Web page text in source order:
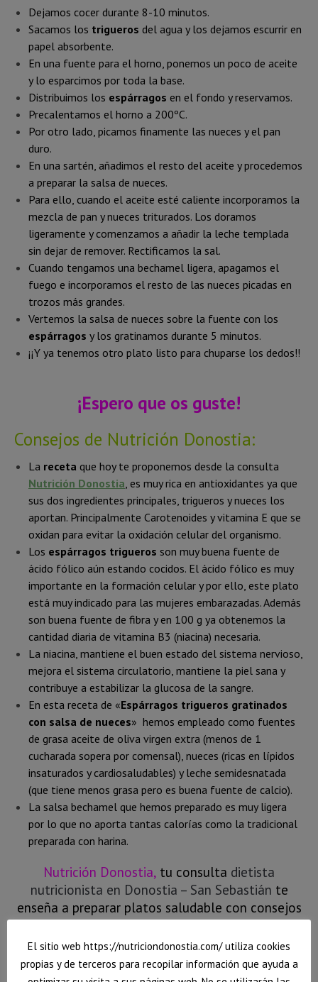
Dejamos cocer durante 8-10 minutos.
Sacamos los trigueros del agua y los dejamos escurrir en
papel absorbente.
En una fuente para el horno, ponemos un poco de aceite
y lo esparcimos por toda la base.
Distribuimos los espárragos en el fondo y reservamos.
Precalentamos el horno a 200ºC.
Por otro lado, picamos finamente las nueces y el pan
duro.
En una sartén, añadimos el resto del aceite y procedemos
a preparar la salsa de nueces.
Para ello, cuando el aceite esté caliente incorporamos la
mezcla de pan y nueces triturados. Los doramos
ligeramente y comenzamos a añadir la leche templada
sin dejar de remover. Rectificamos la sal.
Cuando tengamos una bechamel ligera, apagamos el
fuego e incorporamos el resto de las nueces picadas en
trozos más grandes.
Vertemos la salsa de nueces sobre la fuente con los
espárragos y los gratinamos durante 5 minutos.
¡¡Y ya tenemos otro plato listo para chuparse los dedos!!
¡Espero que os guste!
Consejos de Nutrición Donostia:
La receta que hoy te proponemos desde la consulta
Nutrición Donostia , es muy rica en antioxidantes ya que
sus dos ingredientes principales, trigueros y nueces los
aportan. Principalmente Carotenoides y vitamina E que se
oxidan para evitar la oxidación celular del organismo.
Los espárragos trigueros son muy buena fuente de
ácido fólico aún estando cocidos. El ácido fólico es muy
importante en la formación celular y por ello, este plato
está muy indicado para las mujeres embarazadas. Además
son buena fuente de fibra y en 100 g ya obtenemos la
cantidad diaria de vitamina B3 (niacina) necesaria.
La niacina, mantiene el buen estado del sistema nervioso,
mejora el sistema circulatorio, mantiene la piel sana y
contribuye a estabilizar la glucosa de la sangre.
En esta receta de «Espárragos trigueros gratinados
con salsa de nueces» hemos empleado como fuentes
de grasa aceite de oliva virgen extra (menos de 1
cucharada sopera por comensal), nueces (ricas en lípidos
insaturados y cardiosaludables) y leche semidesnatada
(que tiene menos grasa pero es buena fuente de calcio).
La salsa bechamel que hemos preparado es muy ligera
por lo que no aporta tantas calorías como la tradicional
preparada con harina.
Nutrición Donostia, tu consulta dietista
nutricionista en Donostia – San Sebastián te
enseña a preparar platos saludable con consejos
nutricionales para que aprendas a nutrirte
correctamente.
Facebook
Twitter
WhatsApp
El sitio web https://nutriciondonostia.com/ utiliza cookies
propias y de terceros para recopilar información que ayuda a